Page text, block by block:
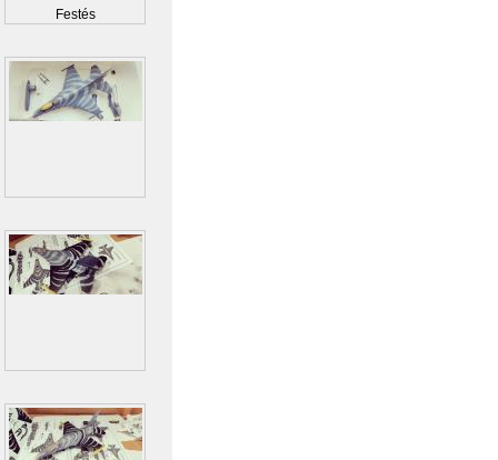
Festés